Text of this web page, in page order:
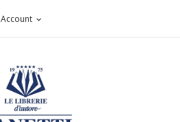
Account expand_more